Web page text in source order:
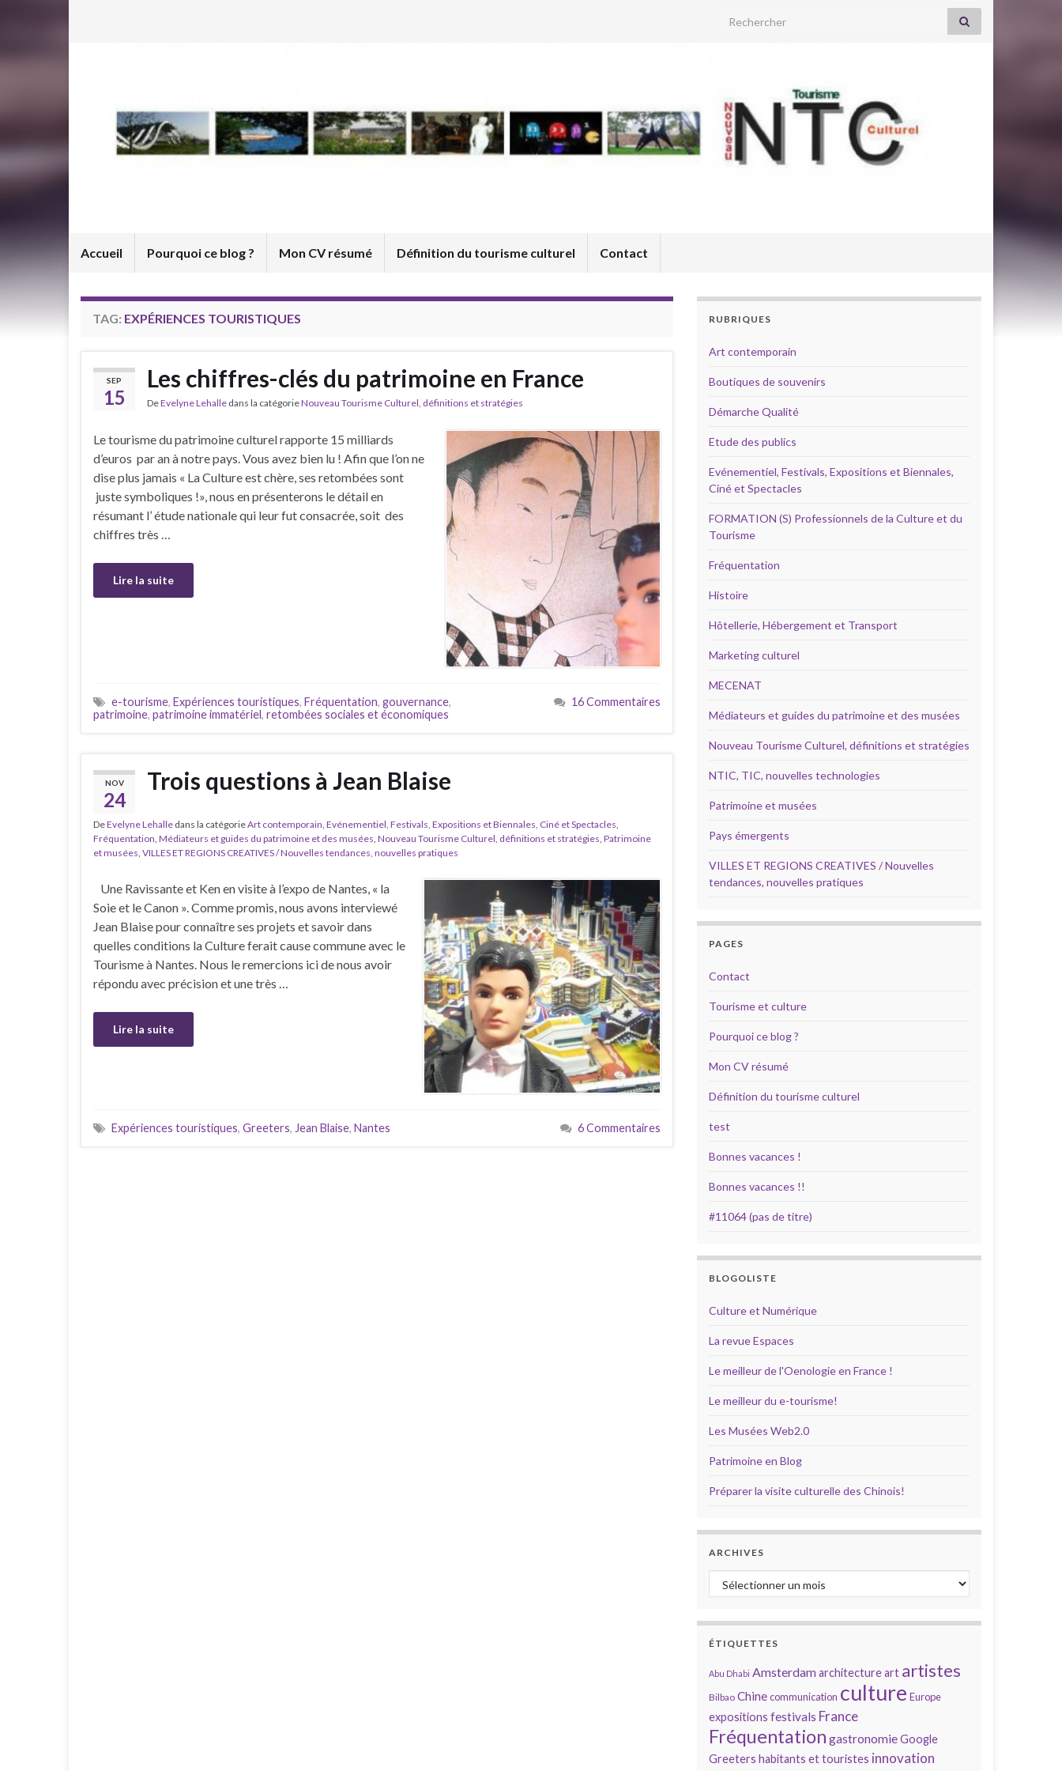
Search for:
Accueil Pourquoi ce blog ? Mon CV résumé Définition du tourisme culturel Contact
TAG: EXPÉRIENCES TOURISTIQUES
SEP
15
Les chiffres-clés du patrimoine en France
DeEvelyne Lehalle dans la catégorieNouveau Tourisme Culturel, définitions et stratégies
Le tourisme du patrimoine culturel rapporte 15 milliards
d’euros par an à notre pays. Vous avez bien lu ! Afin que l’on ne
dise plus jamais « La Culture est chère, ses retombées sont
juste symboliques !», nous en présenterons le détail en
résumant l’ étude nationale qui leur fut consacrée, soit des
chiffres très …
Lire la suite
e-tourisme, Expériences touristiques, Fréquentation, gouvernance,
patrimoine, patrimoine immatériel, retombées sociales et économiques
16 Commentaires
NOV
24
Trois questions à Jean Blaise
DeEvelyne Lehalle dans la catégorieArt contemporain, Evénementiel, Festivals, Expositions et Biennales, Ciné et Spectacles,
Fréquentation, Médiateurs et guides du patrimoine et des musées, Nouveau Tourisme Culturel, définitions et stratégies, Patrimoine
et musées, VILLES ET REGIONS CREATIVES / Nouvelles tendances, nouvelles pratiques
Une Ravissante et Ken en visite à l’expo de Nantes, « la
Soie et le Canon ». Comme promis, nous avons interviewé
Jean Blaise pour connaître ses projets et savoir dans
quelles conditions la Culture ferait cause commune avec le
Tourisme à Nantes. Nous le remercions ici de nous avoir
répondu avec précision et une très …
Lire la suite
Expériences touristiques, Greeters, Jean Blaise, Nantes 6 Commentaires
RUBRIQUES
Art contemporain
Boutiques de souvenirs
Démarche Qualité
Etude des publics
Evénementiel, Festivals, Expositions et Biennales,
Ciné et Spectacles
FORMATION (S) Professionnels de la Culture et du
Tourisme
Fréquentation
Histoire
Hôtellerie, Hébergement et Transport
Marketing culturel
MECENAT
Médiateurs et guides du patrimoine et des musées
Nouveau Tourisme Culturel, définitions et stratégies
NTIC, TIC, nouvelles technologies
Patrimoine et musées
Pays émergents
VILLES ET REGIONS CREATIVES / Nouvelles
tendances, nouvelles pratiques
PAGES
Contact
Tourisme et culture
Pourquoi ce blog ?
Mon CV résumé
Définition du tourisme culturel
test
Bonnes vacances !
Bonnes vacances !!
#11064 (pas de titre)
BLOGOLISTE
Culture et Numérique
La revue Espaces
Le meilleur de l'Oenologie en France !
Le meilleur du e-tourisme!
Les Musées Web2.0
Patrimoine en Blog
Préparer la visite culturelle des Chinois!
ARCHIVES
Archives
ÉTIQUETTES
Abu Dhabi Amsterdamarchitectureart artistes
Bilbao Chinecommunication culture Europe
expositions festivals France
Fréquentation gastronomieGoogle
Greeters habitants et touristes innovation